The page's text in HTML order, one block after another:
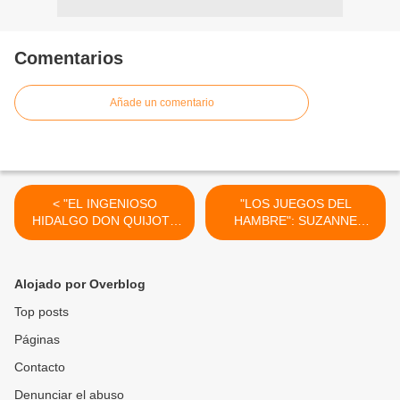
Comentarios
Añade un comentario
< "EL INGENIOSO
HIDALGO DON QUIJOTE
DE LA MANCHA": TALLER
"LOS JUEGOS DEL
HAMBRE": SUZANNE
COLLINS EN EL CINE >
Alojado por Overblog
Top posts
Páginas
Contacto
Denunciar el abuso